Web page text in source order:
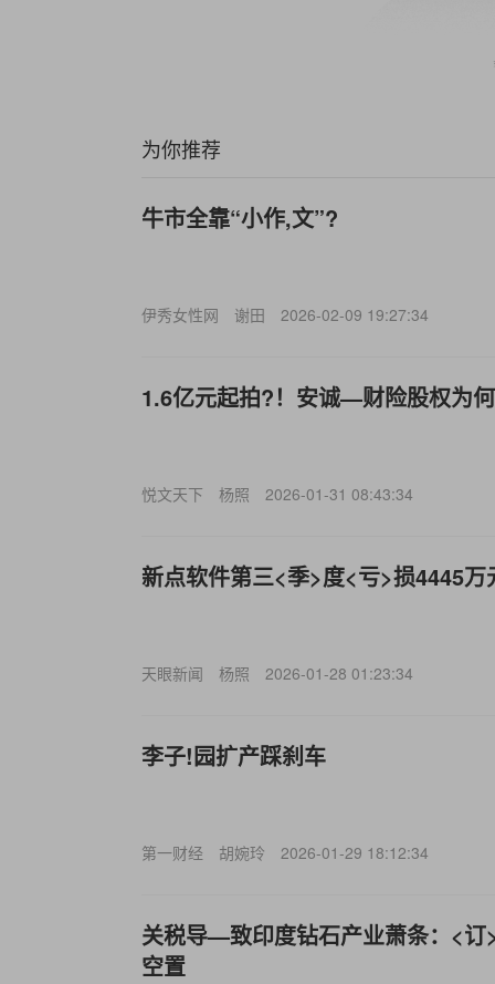
为你推荐
牛市全靠“小作,文”?
伊秀女性网 谢田 2026-02-09 19:27:34
1.6亿元起拍?！安诚—财险股权为
悦文天下 杨照 2026-01-31 08:43:34
新点软件第三<季>度<亏>损4445万
天眼新闻 杨照 2026-01-28 01:23:34
李子!园扩产踩刹车
第一财经 胡婉玲 2026-01-29 18:12:34
关税导—致印度钻石产业萧条：<订
空置